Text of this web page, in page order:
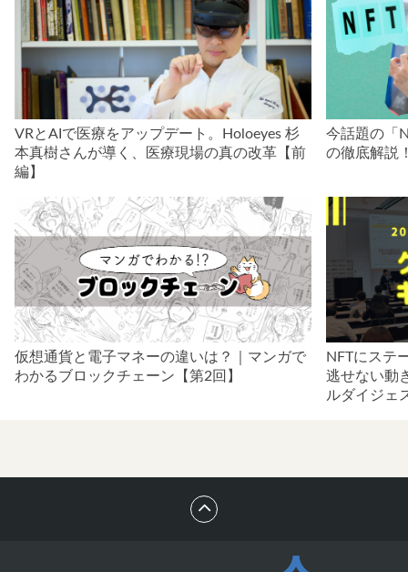
VRとAIで医療をアップデート。Holoeyes 杉
本真樹さんが導く、医療現場の真の改革【前
編】
今話題の「
の徹底解説
仮想通貨と電子マネーの違いは？｜マンガで
わかるブロックチェーン【第2回】
NFTにステ
逃せない動
ルダイジェ